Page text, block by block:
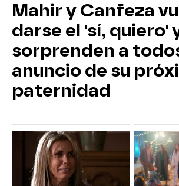
Mahir y Canfeza
darse el 'sí, quiero'
sorprenden a
anuncio de su
paternidad